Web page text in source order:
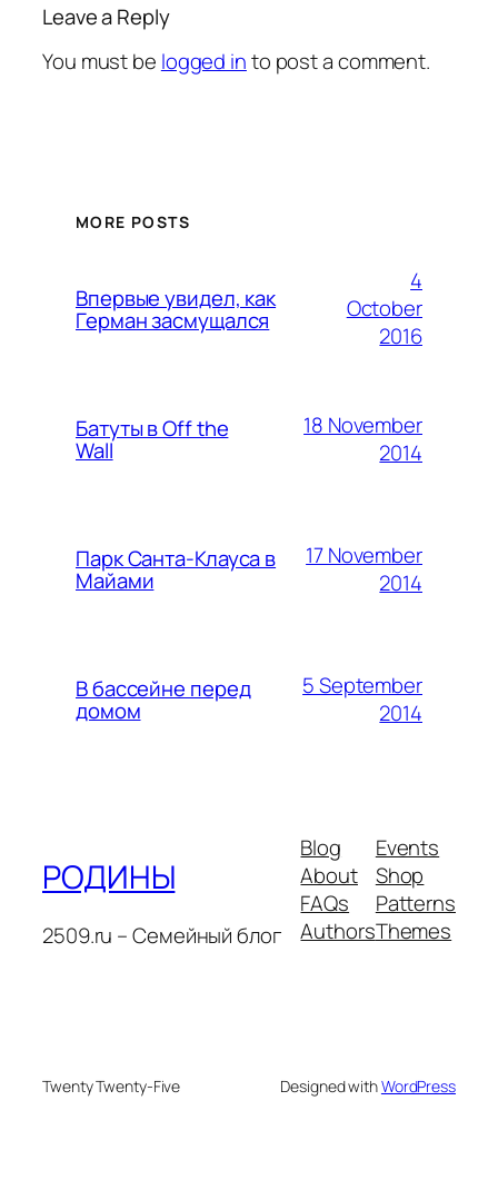
Leave a Reply
You must be logged into post a comment.
MORE POSTS
Впервые увидел, как
Герман засмущался
4
October
2016
Батуты в Off the
Wall
18 November
2014
Парк Санта-Клауса в
Майами
17 November
2014
В бассейне перед
домом
5 September
2014
РОДИНЫ
2509.ru – Семейный блог
Blog
About
FAQs
Authors
Events
Shop
Patterns
Themes
Twenty Twenty-Five Designed withWordPress